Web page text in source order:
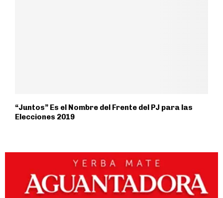
“Juntos” Es el Nombre del Frente del PJ para las
Elecciones 2019